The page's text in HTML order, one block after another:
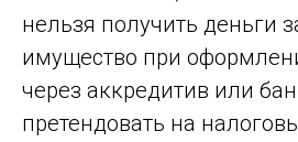
нельзя получить деньги
имущество при
через аккредитив или
претендовать на